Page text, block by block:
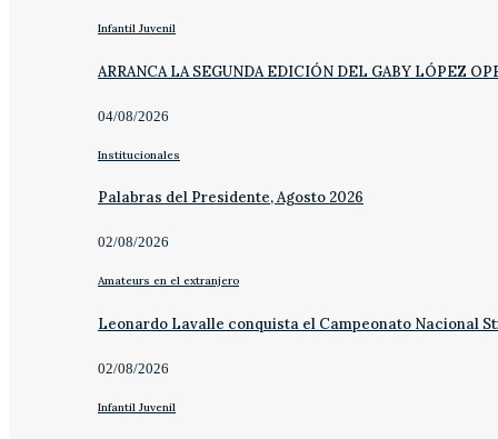
Infantil Juvenil
ARRANCA LA SEGUNDA EDICIÓN DEL GABY LÓPEZ
04/08/2026
Institucionales
Palabras del Presidente, Agosto 2026
02/08/2026
Amateurs en el extranjero
Leonardo Lavalle conquista el Campeonato Nacional
02/08/2026
Infantil Juvenil